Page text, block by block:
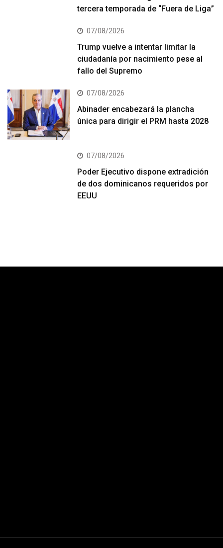
tercera temporada de “Fuera de Liga”
07/08/2026
Trump vuelve a intentar limitar la
ciudadanía por nacimiento pese al
fallo del Supremo
07/08/2026
Abinader encabezará la plancha
única para dirigir el PRM hasta 2028
07/08/2026
Poder Ejecutivo dispone extradición
de dos dominicanos requeridos por
EEUU